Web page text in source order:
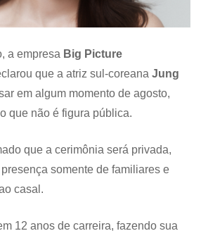
a empresa Big Picture
que a atriz sul-coreana Jung
em algum momento de agosto,
que não é figura pública.
que a cerimônia será privada,
somente de familiares e
casal.
12 anos de carreira, fazendo sua